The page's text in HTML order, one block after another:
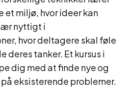
miljø, hvor ideer kan
nyttigt i
hvor deltagere skal føle
deres tanker. Et kursus i
dig med at finde nye og
eksisterende problemer.